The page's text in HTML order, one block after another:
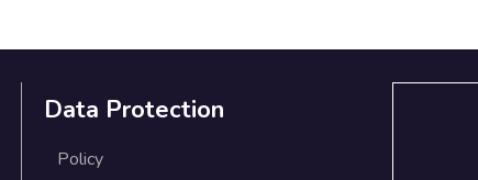
Data Protection
Policy